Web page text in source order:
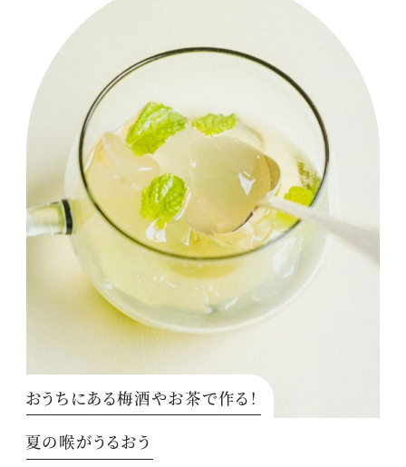
おうちにある梅酒やお茶で作る！
夏の喉がうるおう